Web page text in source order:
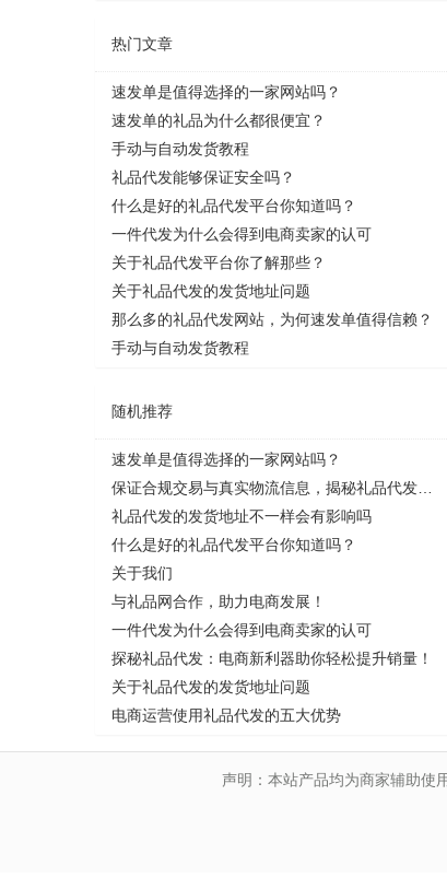
热门文章
速发单是值得选择的一家网站吗？
速发单的礼品为什么都很便宜？
手动与自动发货教程
礼品代发能够保证安全吗？
什么是好的礼品代发平台你知道吗？
一件代发为什么会得到电商卖家的认可
关于礼品代发平台你了解那些？
关于礼品代发的发货地址问题
那么多的礼品代发网站，为何速发单值得信赖？
手动与自动发货教程
随机推荐
速发单是值得选择的一家网站吗？
礼品代发的发货地址不一样会有影响吗
什么是好的礼品代发平台你知道吗？
关于我们
与礼品网合作，助力电商发展！
一件代发为什么会得到电商卖家的认可
探秘礼品代发：电商新利器助你轻松提升销量！
关于礼品代发的发货地址问题
电商运营使用礼品代发的五大优势
声明：本站产品均为商家辅助使